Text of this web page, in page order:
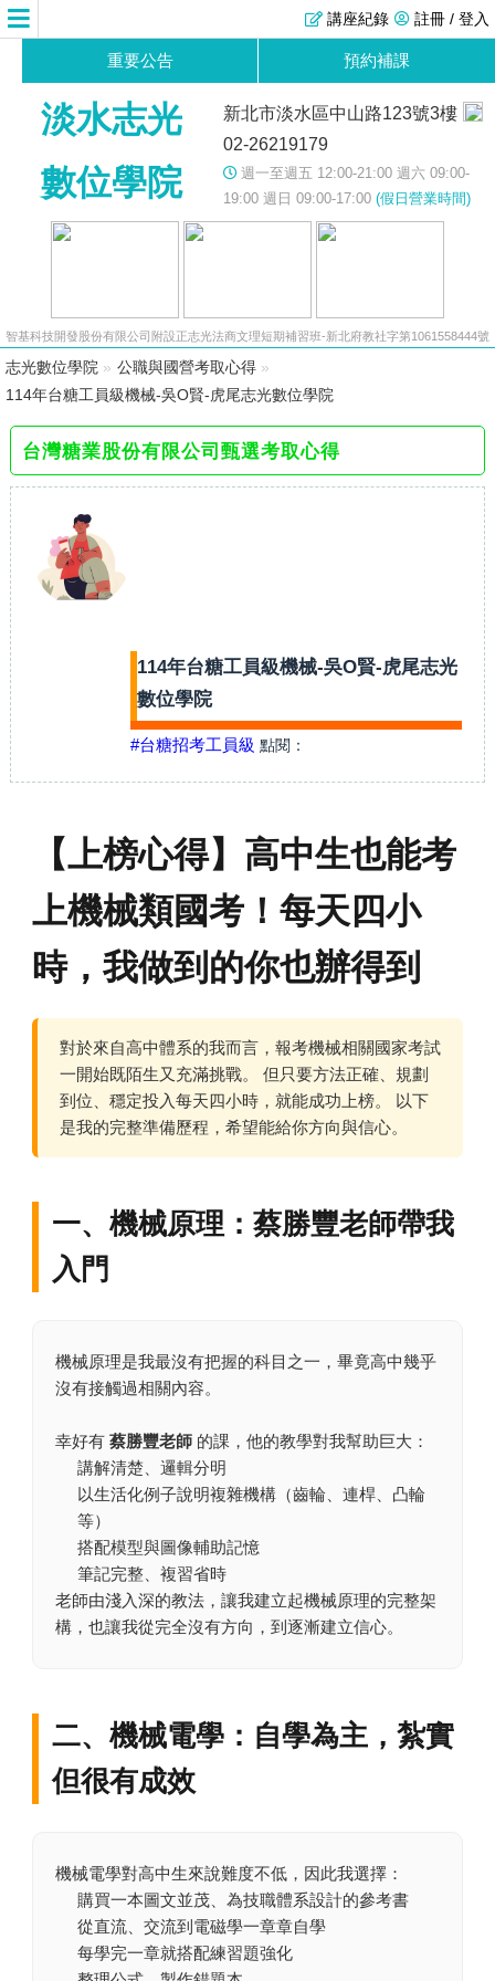
註冊 / 登入
講座紀錄
重要公告 預約補課
淡水志光
數位學院
新北市淡水區中山路123號3樓
02-26219179
週一至週五 12:00-21:00 週六 09:00-
19:00 週日 09:00-17:00 (假日營業時間)
智基科技開發股份有限公司附設正志光法商文理短期補習班-新北府教社字第1061558444號
志光數位學院 » 公職與國營考取心得 »
114年台糖工員級機械-吳O賢-虎尾志光數位學院
台灣糖業股份有限公司甄選考取心得
114年台糖工員級機械-吳O賢-虎尾志光
數位學院
#台糖招考工員級 點閱：
【上榜心得】高中生也能考
上機械類國考！每天四小
時，我做到的你也辦得到
對於來自高中體系的我而言，報考機械相關國家考試
一開始既陌生又充滿挑戰。 但只要方法正確、規劃
到位、穩定投入每天四小時，就能成功上榜。 以下
是我的完整準備歷程，希望能給你方向與信心。
一、機械原理：蔡勝豐老師帶我
入門
機械原理是我最沒有把握的科目之一，畢竟高中幾乎
沒有接觸過相關內容。
幸好有 蔡勝豐老師的課，他的教學對我幫助巨大：
講解清楚、邏輯分明
以生活化例子說明複雜機構（齒輪、連桿、凸輪
等）
搭配模型與圖像輔助記憶
筆記完整、複習省時
老師由淺入深的教法，讓我建立起機械原理的完整架
構，也讓我從完全沒有方向，到逐漸建立信心。
二、機械電學：自學為主，紮實
但很有成效
機械電學對高中生來說難度不低，因此我選擇：
購買一本圖文並茂、為技職體系設計的參考書
從直流、交流到電磁學一章章自學
每學完一章就搭配練習題強化